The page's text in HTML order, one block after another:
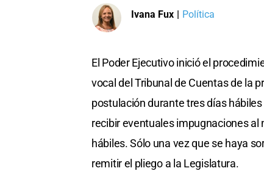
Ivana Fux | Política
El Poder Ejecutivo inició el
vocal del Tribunal de Cuentas de la
postulación durante tres días
recibir eventuales impugnaciones al
hábiles. Sólo una vez que se haya
remitir el pliego a la Legislatura.